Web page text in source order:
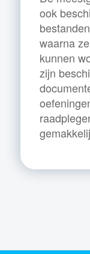
ook
waarna
kunnen
zijn